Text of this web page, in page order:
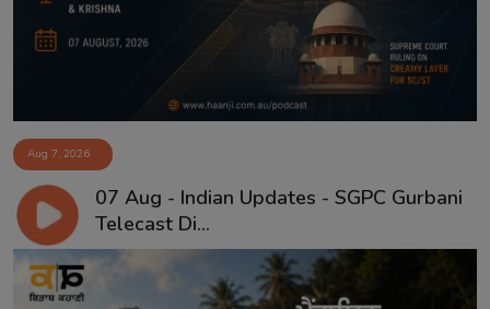
Aug 7, 2026
07 Aug - Indian Updates - SGPC Gurbani
Telecast Di...